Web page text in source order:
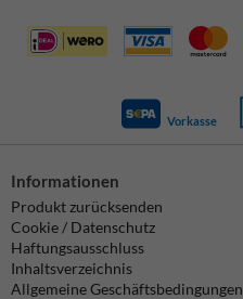
Vorkasse
Informationen
Produkt zurücksenden
Cookie / Datenschutz
Haftungsausschluss
Inhaltsverzeichnis
Allgemeine Geschäftsbedingungen